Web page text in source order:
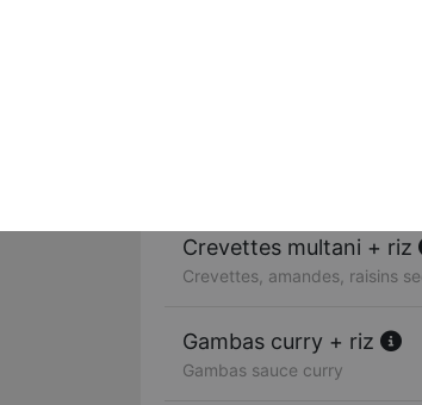
Crevettes multani + riz
Crevettes, amandes, raisins
Gambas curry + riz
Gambas sauce curry